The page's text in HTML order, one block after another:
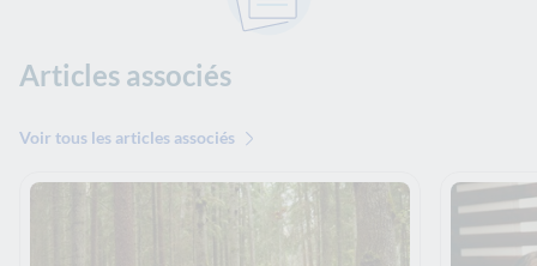
Articles associés
Voir tous les articles associés